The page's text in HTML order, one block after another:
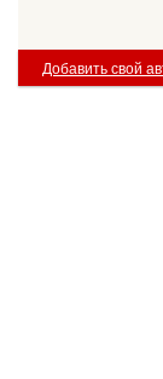
Добавить свой